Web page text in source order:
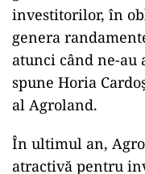
în creștere cu 2,7
care a atins
„Câtă vreme cifra
Grupului
s-a multiplicat de
timp ce gradul de
la 69% în același